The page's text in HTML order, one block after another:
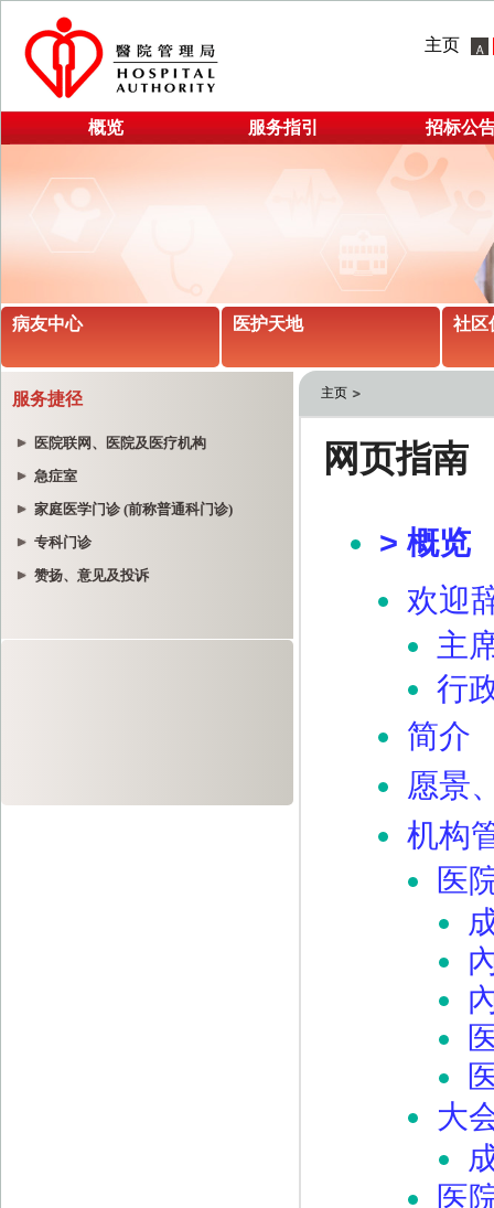
主页
概览 服务指引 招标公
病友中心 医护天地 社区
服务捷径
医院联网、医院及医疗机构
急症室
家庭医学门诊 (前称普通科门诊)
专科门诊
赞扬、意见及投诉
主页